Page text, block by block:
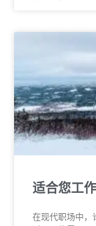
适合您工
在现代职场中，